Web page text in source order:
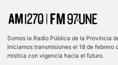
Somos la Radio Pública de la Provincia
Iniciamos transmisiones el 18 de febrero
mística con vigencia hacia el futuro.